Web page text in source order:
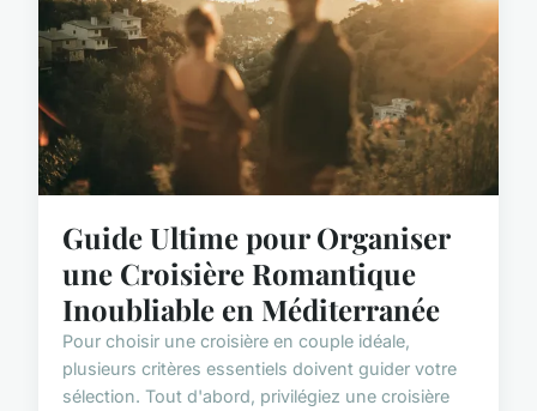
Guide Ultime pour Organiser
une Croisière Romantique
Inoubliable en Méditerranée
Pour choisir une croisière en couple idéale,
plusieurs critères essentiels doivent guider votre
sélection. Tout d'abord, privilégiez une croisière